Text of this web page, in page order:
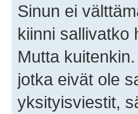
Sinun ei
kiinni sallivatko
Mutta
jotka eivät ole
yksityisviestit,